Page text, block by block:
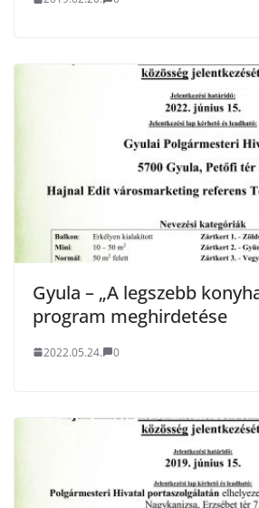
Gyula – „A legszebb
program meghirdetése
2022.05.24. 0